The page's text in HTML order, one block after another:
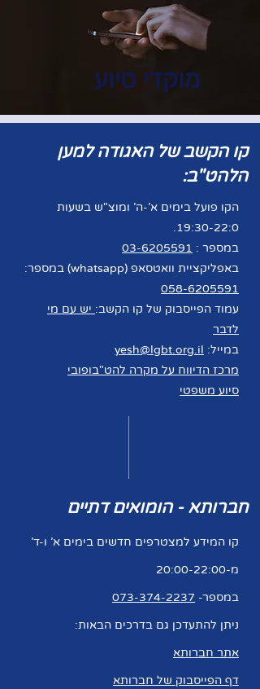
מוקדי סיוע
קו הקשב של האגודה למען
הלהט"ב:
הקו פועל בימים א'-ה' ומוצ"ש בשעות
19:30-22:0.
במספר : 03-6205591
באפליקציית וואטסאפ (whatsapp) במספר:
058-6205591
עמוד הפייסבוק של קו הקשב: יש עם מי
לדבר
במייל: yesh@lgbt.org.il
מרכז הדיווח על מקרה להט"בופובי
סיוע משפטי
חברותא - הומואים דתיים
קו המידע למצטרפים חדשים בימים א' ו-ד'
מ-20:00-22:00
במספר- 073-374-2237
ניתן להתעדכן גם בדרכים הבאות:
אתר חברותא
דף הפייסבוק של חברותא